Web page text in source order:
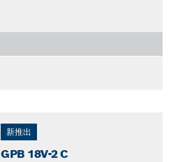
新推出
GPB 18V-2 C